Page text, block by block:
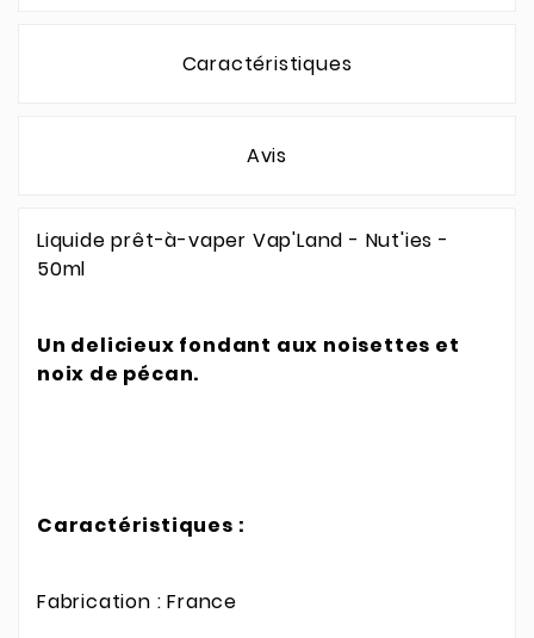
Caractéristiques
Avis
Liquide prêt-à-vaper Vap'Land - Nut'ies -
50ml
Un delicieux fondant aux noisettes et
noix de pécan.
Caractéristiques :
Fabrication : France